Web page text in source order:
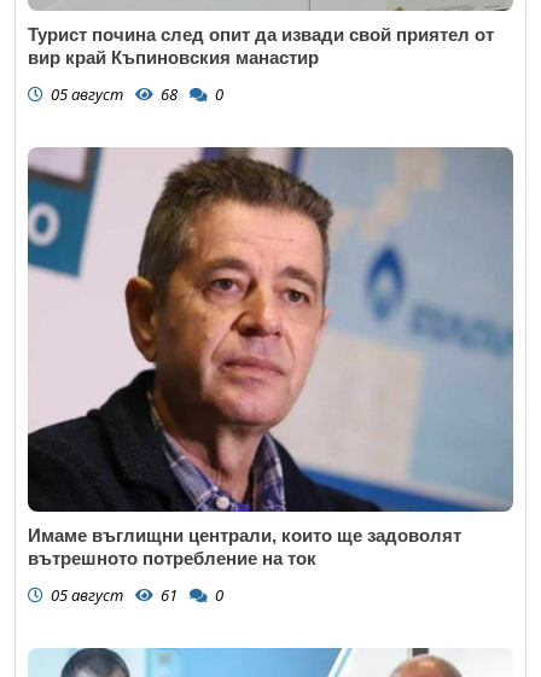
Турист почина след опит да извади свой приятел от
вир край Къпиновския манастир
05 август 68 0
Имаме въглищни централи, които ще задоволят
вътрешното потребление на ток
05 август 61 0